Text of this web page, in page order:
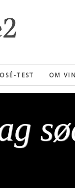
TEST OM